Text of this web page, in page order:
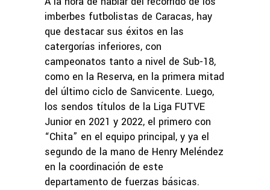
imberbes futbolistas de Caracas, hay
que destacar sus éxitos en las
catergorías inferiores, con
campeonatos tanto a nivel de Sub-18,
como en la Reserva, en la primera mitad
del último ciclo de Sanvicente. Luego,
los sendos títulos de la Liga FUTVE
Junior en 2021 y 2022, el primero con
“Chita” en el equipo principal, y ya el
segundo de la mano de Henry Meléndez
en la coordinación de este
departamento de fuerzas básicas.